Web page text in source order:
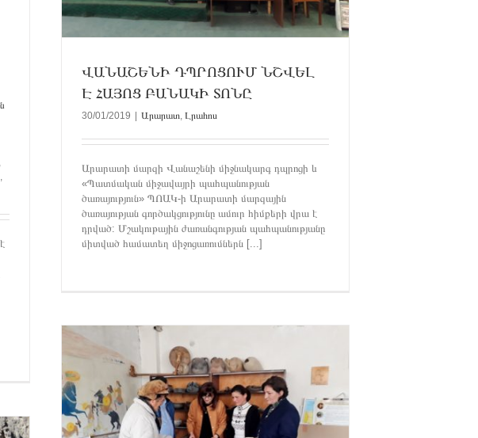
,
,
ՎԱՆԱՇԵՆԻ ԴՊՐՈՑՈՒՄ ՆՇՎԵԼ
Է ՀԱՅՈՑ ԲԱՆԱԿԻ ՏՈՆԸ
30/01/2019 Արարատ, Լրահոս
Արարատի մարզի Վանաշենի միջնակարգ դպրոցի և
«Պատմական միջավայրի պահպանության
ծառայություն» ՊՈԱԿ-ի Արարատի մարզային
ծառայության գործակցությունը ամուր հիմքերի վրա է
դրված: Մշակութային ժառանգության պահպանությանը
միտված համատեղ միջոցառումներն [...]
ԵՆ